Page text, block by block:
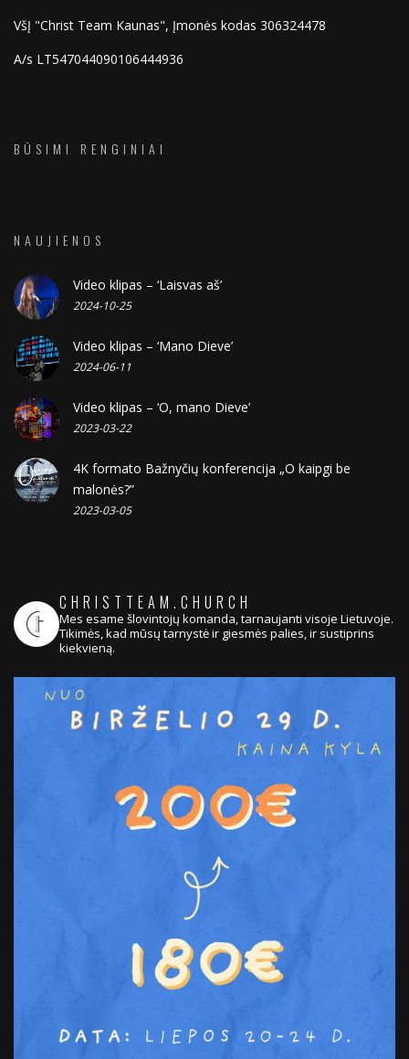
VšĮ "Christ Team Kaunas", Įmonės kodas 306324478
A/s LT547044090106444936
BŪSIMI RENGINIAI
NAUJIENOS
Video klipas – ‘Laisvas aš’
2024-10-25
Video klipas – ‘Mano Dieve’
2024-06-11
Video klipas – ‘O, mano Dieve’
2023-03-22
4K formato Bažnyčių konferencija „O kaipgi be
malonės?”
2023-03-05
CHRISTTEAM.CHURCH
Mes esame šlovintojų komanda, tarnaujanti visoje Lietuvoje.
Tikimės, kad mūsų tarnystė ir giesmės palies, ir sustiprins
kiekvieną.